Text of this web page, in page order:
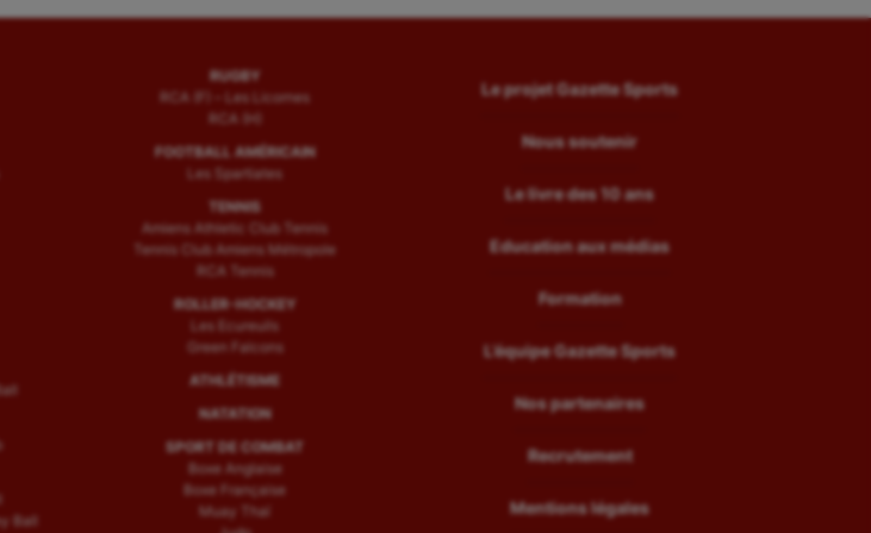
Ball
RUGBY
RCA (F) – Les Licornes
RCA (H)
FOOTBALL AMÉRICAIN
Les Spartiates
TENNIS
Amiens Athletic Club Tennis
Tennis Club Amiens Métropole
RCA Tennis
ROLLER-HOCKEY
Les Ecureuils
Green Falcons
ATHLÉTISME
NATATION
SPORT DE COMBAT
Boxe Anglaise
Boxe Française
Muay Thaï
Le projet Gazette Sports
Nous soutenir
Le livre des 10 ans
Education aux médias
Formation
L’équipe Gazette Sports
Nos partenaires
Recrutement
Mentions légales